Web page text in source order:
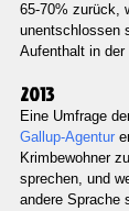
65-70% zurück,
unentschlossen
Aufenthalt in der
2013
Eine Umfrage
Gallup-Agentur
Krimbewohner
sprechen, und
andere Sprache